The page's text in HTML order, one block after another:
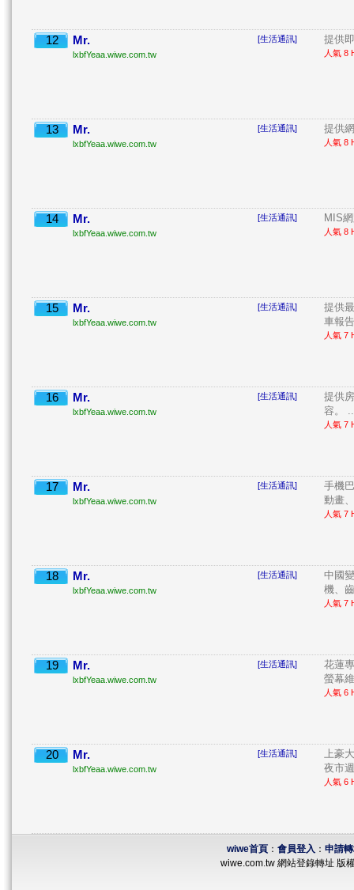
12 Mr.
lxbfYeaa.wiwe.com.tw
[生活通訊] 提供
人氣 8
13 Mr.
lxbfYeaa.wiwe.com.tw
[生活通訊] 提供
人氣 8
14 Mr.
lxbfYeaa.wiwe.com.tw
[生活通訊] MIS
人氣 8
15 Mr.
lxbfYeaa.wiwe.com.tw
[生活通訊]
提供
車報
人氣 7
16 Mr.
lxbfYeaa.wiwe.com.tw
[生活通訊]
提供
容。
人氣 7
17 Mr.
lxbfYeaa.wiwe.com.tw
[生活通訊]
手機
動畫
人氣 7
18 Mr.
lxbfYeaa.wiwe.com.tw
[生活通訊]
中國
機、
人氣 7
19 Mr.
lxbfYeaa.wiwe.com.tw
[生活通訊]
花蓮
螢幕
人氣 6
20 Mr.
lxbfYeaa.wiwe.com.tw
[生活通訊]
上豪
夜市
人氣 6
wiwe首頁： 會員登入 ： 申請
wiwe.com.tw 網站登錄轉址 版